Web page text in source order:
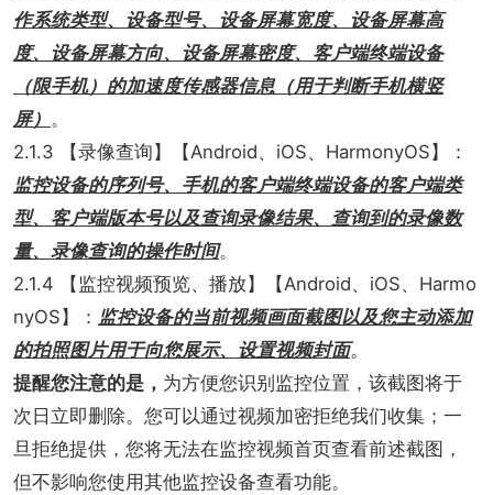
作系统类型、设备型号、设备屏幕宽度、设备屏幕高
度、设备屏幕方向、设备屏幕密度、客户端终端设备
（限手机）的加速度传感器信息（用于判断手机横竖
屏） 。
2.1.3 【录像查询】【Android、iOS、HarmonyOS】：
监控设备的序列号、手机的客户端终端设备的客户端类
型、客户端版本号以及查询录像结果、查询到的录像数
量、录像查询的操作时间。
2.1.4 【监控视频预览、播放】【Android、iOS、Harmo
nyOS】： 监控设备的当前视频画面截图以及您主动添加
的拍照图片用于向您展示、设置视频封面。
提醒您注意的是， 为方便您识别监控位置，该截图将于
次日立即删除。您可以通过视频加密拒绝我们收集；一
旦拒绝提供，您将无法在监控视频首页查看前述截图，
但不影响您使用其他监控设备查看功能。